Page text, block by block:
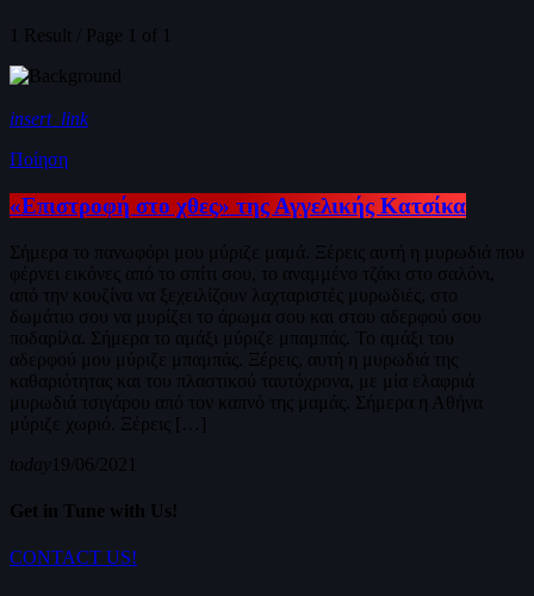
1 Result / Page 1 of 1
insert_link
Ποίηση
«Επιστροφή στο χθες» της Αγγελικής Κατσίκα
Σήμερα το πανωφόρι μου μύριζε μαμά. Ξέρεις αυτή η μυρωδιά που
φέρνει εικόνες από το σπίτι σου, το αναμμένο τζάκι στο σαλόνι,
από την κουζίνα να ξεχειλίζουν λαχταριστές μυρωδιές, στο
δωμάτιο σου να μυρίζει το άρωμα σου και στου αδερφού σου
ποδαρίλα. Σήμερα το αμάξι μύριζε μπαμπάς. Το αμάξι του
αδερφού μου μύριζε μπαμπάς. Ξέρεις, αυτή η μυρωδιά της
καθαριότητας και του πλαστικού ταυτόχρονα, με μία ελαφριά
μυρωδιά τσιγάρου από τον καπνό της μαμάς. Σήμερα η Αθήνα
μύριζε χωριό. Ξέρεις […]
today 19/06/2021
Get in Tune with Us!
CONTACT US!